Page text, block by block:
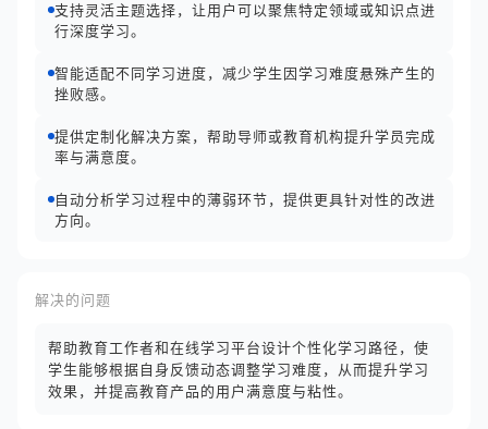
支持灵活主题选择，让用户可以聚焦特定领域或知识点进
行深度学习。
智能适配不同学习进度，减少学生因学习难度悬殊产生的
挫败感。
提供定制化解决方案，帮助导师或教育机构提升学员完成
率与满意度。
自动分析学习过程中的薄弱环节，提供更具针对性的改进
方向。
解决的问题
帮助教育工作者和在线学习平台设计个性化学习路径，使
学生能够根据自身反馈动态调整学习难度，从而提升学习
效果，并提高教育产品的用户满意度与粘性。